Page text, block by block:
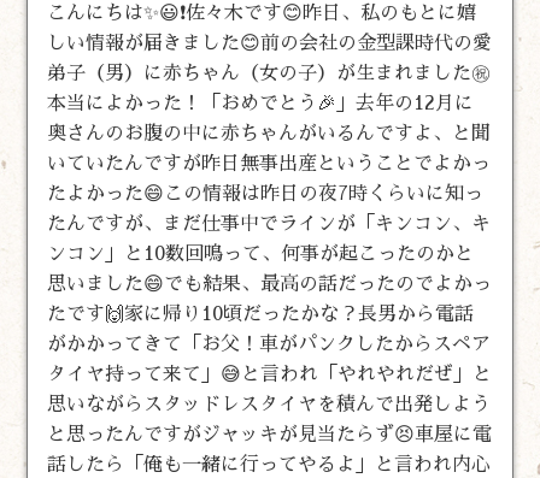
こんにちは✨😃❗佐々木です😊昨日、私のもとに嬉
しい情報が届きました😊前の会社の金型課時代の愛
弟子（男）に赤ちゃん（女の子）が生まれました㊗️
本当によかった！「おめでとう🎉」去年の12月に
奥さんのお腹の中に赤ちゃんがいるんですよ、と聞
いていたんですが昨日無事出産ということでよかっ
たよかった😄この情報は昨日の夜7時くらいに知っ
たんですが、まだ仕事中でラインが「キンコン、キ
ンコン」と10数回鳴って、何事が起こったのかと
思いました😄でも結果、最高の話だったのでよかっ
たです🙌家に帰り10頃だったかな？長男から電話
がかかってきて「お父！車がパンクしたからスペア
タイヤ持って来て」😅と言われ「やれやれだぜ」と
思いながらスタッドレスタイヤを積んで出発しよう
と思ったんですがジャッキが見当たらず😣車屋に電
話したら「俺も一緒に行ってやるよ」と言われ内心